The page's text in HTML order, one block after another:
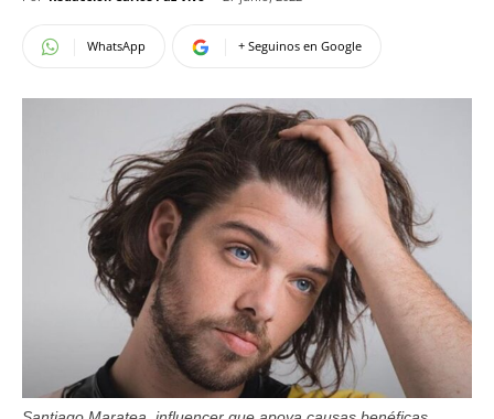
WhatsApp + Seguinos en Google